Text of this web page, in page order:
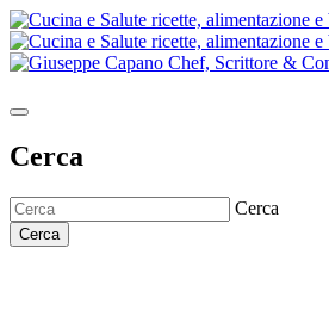
Cerca
Cerca
Cerca